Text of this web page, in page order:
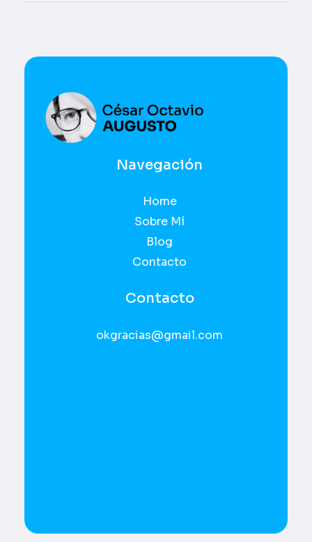
Navegación
Home
Sobre Mí
Blog
Contacto
Contacto
okgracias@gmail.com